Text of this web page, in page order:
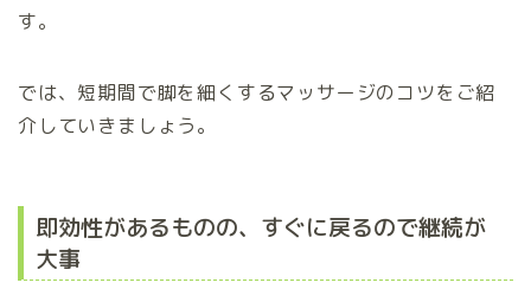
す。
では、短期間で脚を細くするマッサージのコツをご紹
介していきましょう。
即効性があるものの、すぐに戻るので継続が
大事